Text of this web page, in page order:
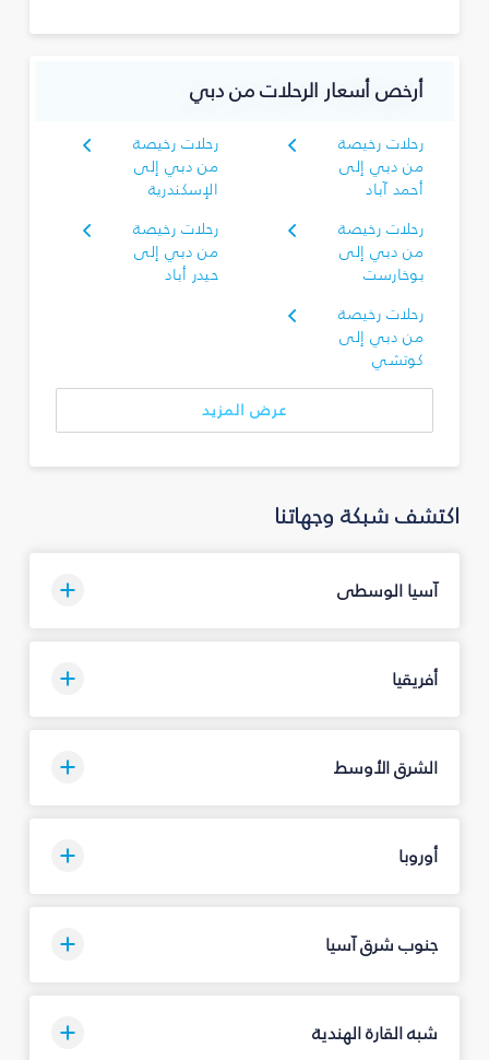
أرخص أسعار الرحلات من دبي
رحلات رخيصة
من دبي إلى
أحمد آباد
رحلات رخيصة
من دبي إلى
الإسكندرية
رحلات رخيصة
من دبي إلى
بوخارست
رحلات رخيصة
من دبي إلى
حيدر أباد
رحلات رخيصة
من دبي إلى
كوتشي
عرض المزيد
اكتشف شبكة وجهاتنا
آسيا الوسطى
أفريقيا
الشرق الأوسط
أوروبا
جنوب شرق آسيا
شبه القارة الهندية